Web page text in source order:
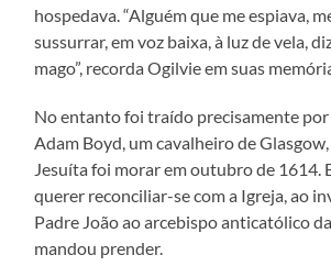
hospedava. “Alguém que me espiava,
sussurrar, em voz baixa, à luz de vela,
mago”, recorda Ogilvie em suas
No entanto foi traído precisamente por
Adam Boyd, um cavalheiro de
Jesuíta foi morar em outubro de 1614.
querer reconciliar-se com a Igreja, ao
Padre João ao arcebispo anticatólico
mandou prender.